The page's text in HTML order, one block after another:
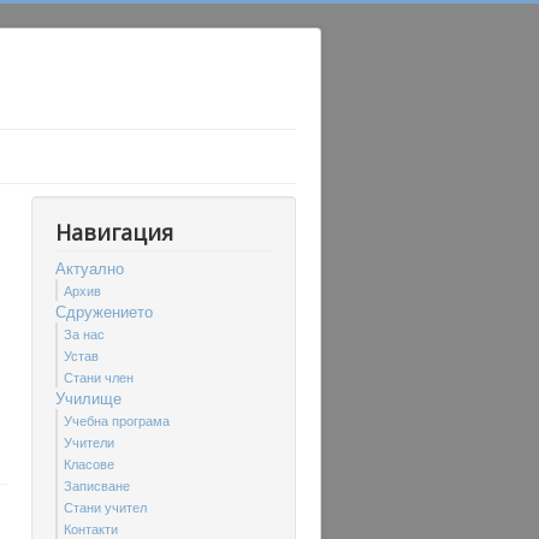
Навигация
Актуално
Архив
Сдружението
За нас
Устав
Стани член
Училище
Учебна програма
Учители
Класове
Записване
Стани учител
Контакти